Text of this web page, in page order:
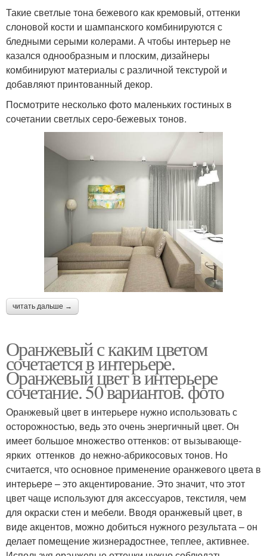
Такие светлые тона бежевого как кремовый, оттенки
слоновой кости и шампанского комбинируются с
бледными серыми колерами. А чтобы интерьер не
казался однообразным и плоским, дизайнеры
комбинируют материалы с различной текстурой и
добавляют принтованный декор.
Посмотрите несколько фото маленьких гостиных в
сочетании светлых серо-бежевых тонов.
читать дальше →
Оранжевый с каким цветом
сочетается в интерьере.
Оранжевый цвет в интерьере
сочетание. 50 вариантов. фото
Оранжевый цвет в интерьере нужно использовать с
осторожностью, ведь это очень энергичный цвет. Он
имеет большое множество оттенков: от вызывающе-
ярких оттенков до нежно-абрикосовых тонов. Но
считается, что основное применение оранжевого цвета в
интерьере – это акцентирование. Это значит, что этот
цвет чаще используют для аксессуаров, текстиля, чем
для окраски стен и мебели. Вводя оранжевый цвет, в
виде акцентов, можно добиться нужного результата – он
делает помещение жизнерадостнее, теплее, активнее.